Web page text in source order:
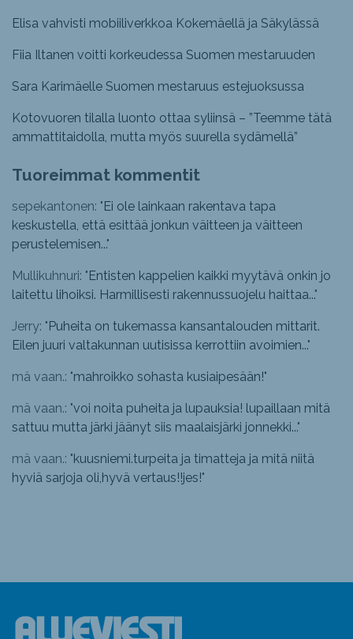
Elisa vahvisti mobiiliverkkoa Kokemäellä ja Säkylässä
Fiia Iltanen voitti korkeudessa Suomen mestaruuden
Sara Karimäelle Suomen mestaruus estejuoksussa
Kotovuoren tilalla luonto ottaa syliinsä – ”Teemme tätä
ammattitaidolla, mutta myös suurella sydämellä”
Tuoreimmat kommentit
sepekantonen: "Ei ole lainkaan rakentava tapa
keskustella, että esittää jonkun väitteen ja väitteen
perustelemisen..."
Mullikuhnuri: "Entisten kappelien kaikki myytävä onkin jo
laitettu lihoiksi. Harmillisesti rakennussuojelu haittaa..."
Jerry: "Puheita on tukemassa kansantalouden mittarit.
Eilen juuri valtakunnan uutisissa kerrottiin avoimien..."
mä vaan.: "mahroikko sohasta kusiaipesään!"
mä vaan.: "voi noita puheita ja lupauksia! lupaillaan mitä
sattuu mutta järki jäänyt siis maalaisjärki jonnekki..."
mä vaan.: "kuusniemi.turpeita ja timatteja ja mitä niitä
hyviä sarjoja oli,hyvä vertaus!!jes!"